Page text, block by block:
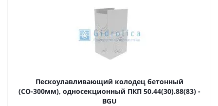
Пескоулавливающий колодец бетонный
(СО-300мм), односекционный ПКП 50.44(30).88(83) -
BGU